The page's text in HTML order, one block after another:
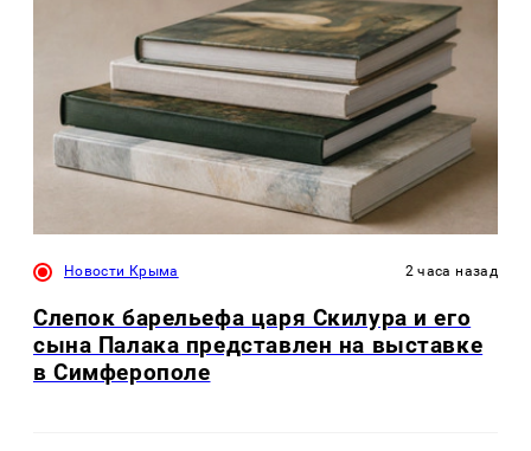
Новости Крыма 2 часа назад
Слепок барельефа царя Скилура и его
сына Палака представлен на выставке
в Симферополе